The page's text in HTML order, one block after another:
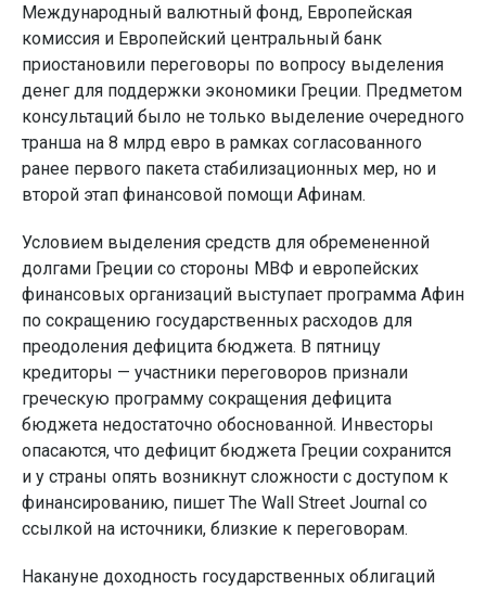
Международный валютный фонд, Европейская
комиссия и Европейский центральный банк
приостановили переговоры по вопросу выделения
денег для поддержки экономики Греции. Предметом
консультаций было не только выделение очередного
транша на 8 млрд евро в рамках согласованного
ранее первого пакета стабилизационных мер, но и
второй этап финансовой помощи Афинам.
Условием выделения средств для обремененной
долгами Греции со стороны МВФ и европейских
финансовых организаций выступает программа Афин
по сокращению государственных расходов для
преодоления дефицита бюджета. В пятницу
кредиторы — участники переговоров признали
греческую программу сокращения дефицита
бюджета недостаточно обоснованной. Инвесторы
опасаются, что дефицит бюджета Греции сохранится
и у страны опять возникнут сложности с доступом к
финансированию, пишет The Wall Street Journal со
ссылкой на источники, близкие к переговорам.
Накануне доходность государственных облигаций